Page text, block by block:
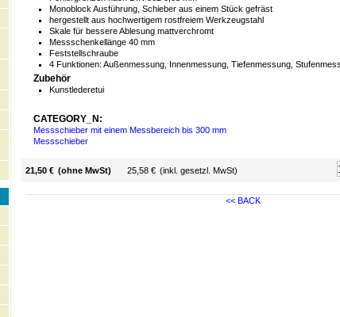
Monoblock Ausführung, Schieber aus einem Stück gefräst
hergestellt aus hochwertigem rostfreiem Werkzeugstahl
Skale für bessere Ablesung mattverchromt
Messschenkellänge 40 mm
Feststellschraube
4 Funktionen: Außenmessung, Innenmessung, Tiefenmessung,
Zubehör
Kunstlederetui
CATEGORY_N:
Messschieber mit einem Messbereich bis 300 mm
Messschieber
21,50 € (ohne MwSt) 25,58 € (inkl. gesetzl. MwSt)
<< BACK